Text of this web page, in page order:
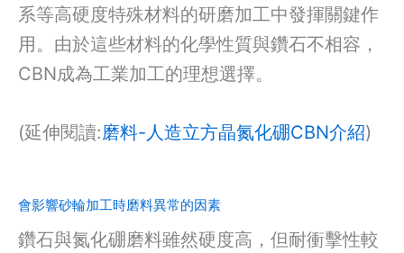
系等高硬度特殊材料的研磨加工中發揮關鍵作
用。由於這些材料的化學性質與鑽石不相容，
CBN成為工業加工的理想選擇。
(延伸閱讀:磨料-人造立方晶氮化硼CBN介紹)
會影響砂輪加工時磨料異常的因素
鑽石與氮化硼磨料雖然硬度高，但耐衝擊性較